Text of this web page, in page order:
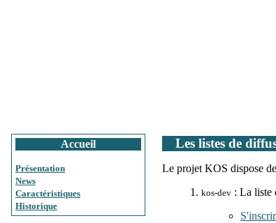
Accueil
Présentation
News
Caractéristiques
Historique
Les listes de
Le projet KOS dispose
kos-dev : La liste